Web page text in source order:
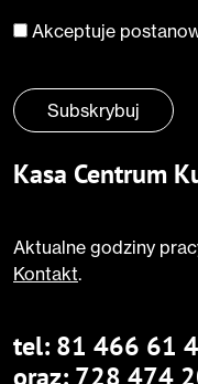
Zgoda*
Akceptuje
Subskrybuj
Kasa Centrum
Aktualne godziny
Kontakt.
tel: 81 466 61
oraz: 728 474